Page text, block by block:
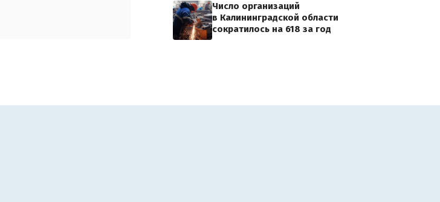
Число организаций
в Калининградской области
сократилось на 618 за год